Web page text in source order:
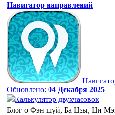
Навигатор направлений
Обновлено: 04 Декабря 2025
Калькулятор двухчасовок
Блог о Фэн шуй, Ба Цзы, Ци